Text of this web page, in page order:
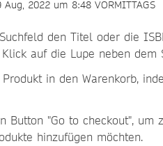
2022 um 8:48 VORMITTAGS
den Titel oder die
auf die Lupe neben dem
in den Warenkorb,
Button "Go to checkout",
hinzufügen möchten.